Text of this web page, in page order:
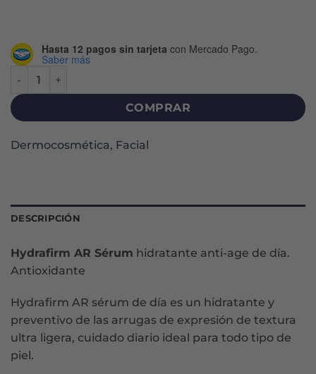
Hasta 12 pagos sin tarjeta con Mercado Pago.
Saber más
COMPRAR
Dermocosmética, Facial
DESCRIPCIÓN
Hydrafirm AR Sérum hidratante anti-age de día.
Antioxidante
Hydrafirm AR sérum de día es un hidratante y
preventivo de las arrugas de expresión de textura
ultra ligera, cuidado diario ideal para todo tipo de
piel.